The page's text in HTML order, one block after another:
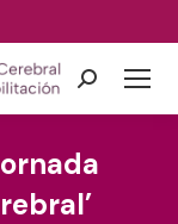
Search: